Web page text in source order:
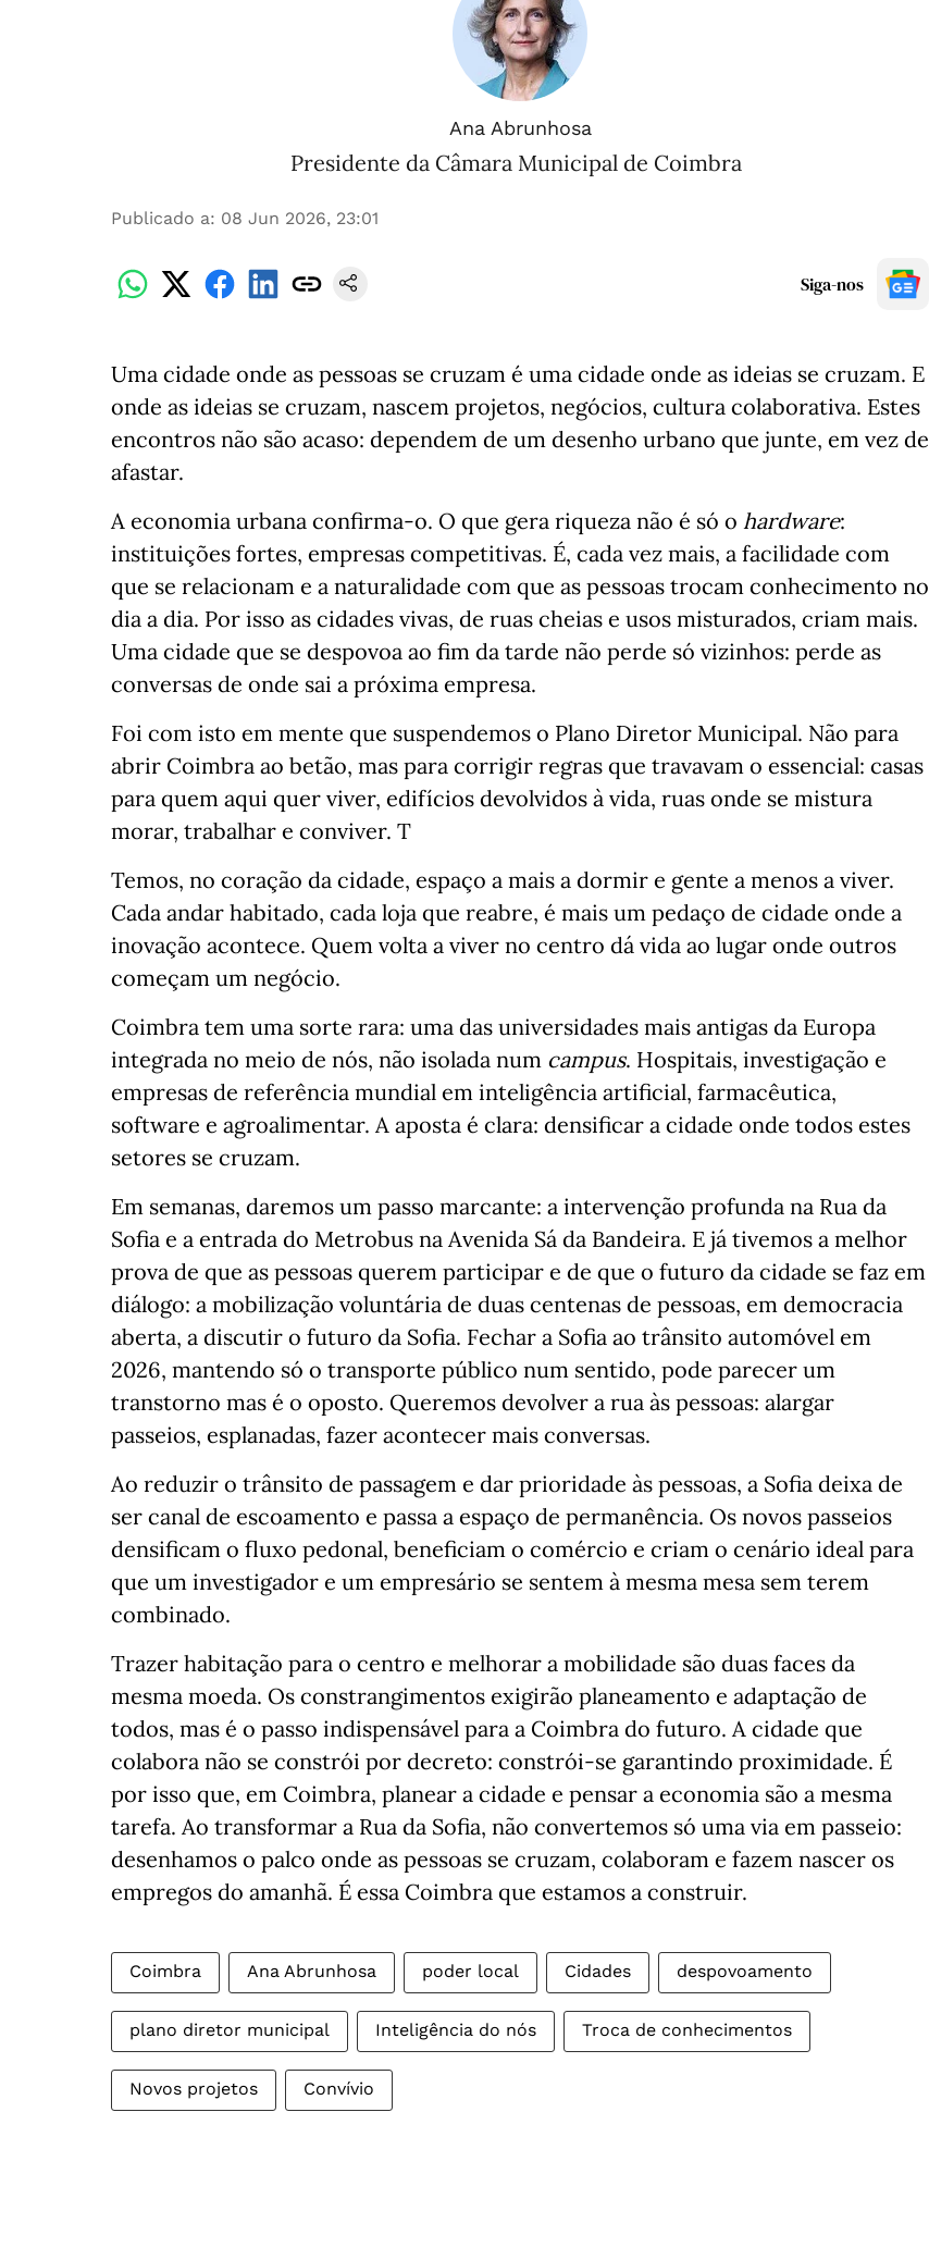
Ana Abrunhosa
Presidente da Câmara Municipal de Coimbra
Publicado a: 08 Jun 2026, 23:01
Siga-nos
Uma cidade onde as pessoas se cruzam é uma cidade onde as ideias se cruzam. E
onde as ideias se cruzam, nascem projetos, negócios, cultura colaborativa. Estes
encontros não são acaso: dependem de um desenho urbano que junte, em vez de
afastar.
A economia urbana confirma-o. O que gera riqueza não é só o hardware:
instituições fortes, empresas competitivas. É, cada vez mais, a facilidade com
que se relacionam e a naturalidade com que as pessoas trocam conhecimento no
dia a dia. Por isso as cidades vivas, de ruas cheias e usos misturados, criam mais.
Uma cidade que se despovoa ao fim da tarde não perde só vizinhos: perde as
conversas de onde sai a próxima empresa.
Foi com isto em mente que suspendemos o Plano Diretor Municipal. Não para
abrir Coimbra ao betão, mas para corrigir regras que travavam o essencial: casas
para quem aqui quer viver, edifícios devolvidos à vida, ruas onde se mistura
morar, trabalhar e conviver. T
Temos, no coração da cidade, espaço a mais a dormir e gente a menos a viver.
Cada andar habitado, cada loja que reabre, é mais um pedaço de cidade onde a
inovação acontece. Quem volta a viver no centro dá vida ao lugar onde outros
começam um negócio.
Coimbra tem uma sorte rara: uma das universidades mais antigas da Europa
integrada no meio de nós, não isolada num campus. Hospitais, investigação e
empresas de referência mundial em inteligência artificial, farmacêutica,
software e agroalimentar. A aposta é clara: densificar a cidade onde todos estes
setores se cruzam.
Em semanas, daremos um passo marcante: a intervenção profunda na Rua da
Sofia e a entrada do Metrobus na Avenida Sá da Bandeira. E já tivemos a melhor
prova de que as pessoas querem participar e de que o futuro da cidade se faz em
diálogo: a mobilização voluntária de duas centenas de pessoas, em democracia
aberta, a discutir o futuro da Sofia. Fechar a Sofia ao trânsito automóvel em
2026, mantendo só o transporte público num sentido, pode parecer um
transtorno mas é o oposto. Queremos devolver a rua às pessoas: alargar
passeios, esplanadas, fazer acontecer mais conversas.
Ao reduzir o trânsito de passagem e dar prioridade às pessoas, a Sofia deixa de
ser canal de escoamento e passa a espaço de permanência. Os novos passeios
densificam o fluxo pedonal, beneficiam o comércio e criam o cenário ideal para
que um investigador e um empresário se sentem à mesma mesa sem terem
combinado.
Trazer habitação para o centro e melhorar a mobilidade são duas faces da
mesma moeda. Os constrangimentos exigirão planeamento e adaptação de
todos, mas é o passo indispensável para a Coimbra do futuro. A cidade que
colabora não se constrói por decreto: constrói-se garantindo proximidade. É
por isso que, em Coimbra, planear a cidade e pensar a economia são a mesma
tarefa. Ao transformar a Rua da Sofia, não convertemos só uma via em passeio:
desenhamos o palco onde as pessoas se cruzam, colaboram e fazem nascer os
empregos do amanhã. É essa Coimbra que estamos a construir.
Coimbra Ana Abrunhosa poder local Cidades despovoamento
plano diretor municipal Inteligência do nós Troca de conhecimentos
Novos projetos Convívio